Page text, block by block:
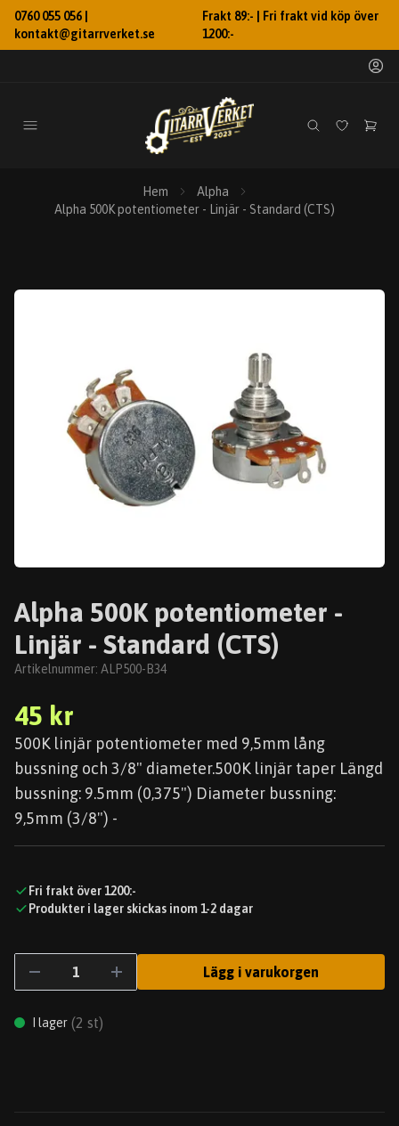
0760 055 056 |
kontakt@gitarrverket.se
Frakt 89:- | Fri frakt vid köp över
1200:-
Hem
Alpha
Alpha 500K potentiometer - Linjär - Standard (CTS)
Alpha 500K potentiometer -
Linjär - Standard (CTS)
Artikelnummer: ALP500-B34
45 kr
500K linjär potentiometer med 9,5mm lång
bussning och 3/8" diameter.500K linjär taper Längd
bussning: 9.5mm (0,375") Diameter bussning:
9,5mm (3/8") -
Fri frakt över 1200:-
Produkter i lager skickas inom 1-2 dagar
Lägg i varukorgen
I lager (2 st)